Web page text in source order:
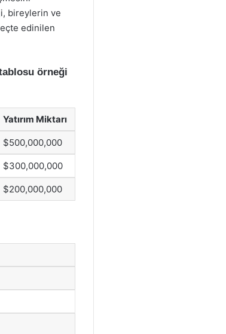
bireylerin ve
edinilen
örneği
Yatırım Miktarı
$500,000,000
$300,000,000
$200,000,000